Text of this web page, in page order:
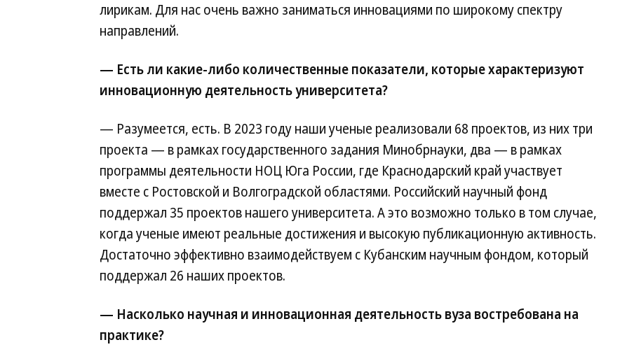
лирикам. Для нас очень важно заниматься инновациями по широкому спектру
направлений.
— Есть ли какие-либо количественные показатели, которые характеризуют
инновационную деятельность университета?
— Разумеется, есть. В 2023 году наши ученые реализовали 68 проектов, из них три
проекта — в рамках государственного задания Минобрнауки, два — в рамках
программы деятельности НОЦ Юга России, где Краснодарский край участвует
вместе с Ростовской и Волгоградской областями. Российский научный фонд
поддержал 35 проектов нашего университета. А это возможно только в том случае,
когда ученые имеют реальные достижения и высокую публикационную активность.
Достаточно эффективно взаимодействуем с Кубанским научным фондом, который
поддержал 26 наших проектов.
— Насколько научная и инновационная деятельность вуза востребована на
практике?